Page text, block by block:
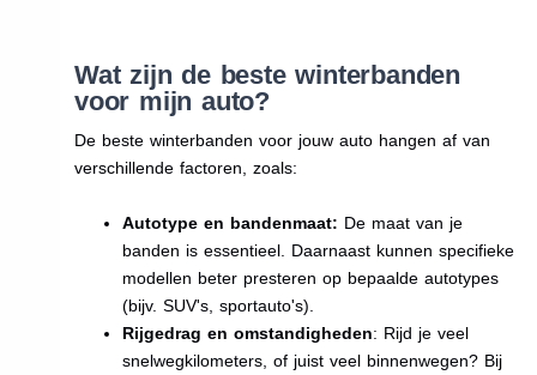
Wat zijn de beste winterbanden
voor mijn auto?
De beste winterbanden voor jouw auto hangen af van
verschillende factoren, zoals:
Autotype en bandenmaat: De maat van je
banden is essentieel. Daarnaast kunnen specifieke
modellen beter presteren op bepaalde autotypes
(bijv. SUV's, sportauto's).
Rijgedrag en omstandigheden: Rijd je veel
snelwegkilometers, of juist veel binnenwegen? Bij